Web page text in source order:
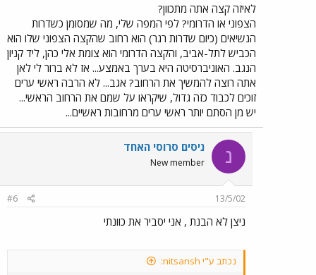
לאיזה קצה אתה מתכוון?
הצפוני או הדרומי? לפי המפה שלי, מה שמסומן כשדרות
הנשיאים (כיום שדרות רגר) הוא רחוב שהקצה הצפוני שלו הוא
הכביש לתל-אביב, והקצה הדרומי הוא צומת אלי כהן, ליד קניון
הנגב. האוניברסיטה היא בערך באמצע... אז לא ברור לי לאן
אתה רוצה להמשיך את הרחוב? אגב... לא הרבה ראשי ערים
זוכים לכבוד כזה גדול, שיקראו על שמם את הרחוב הראשי...
יש מן הסתם יותר ראשי ערים מרחובות ראשיים...
נ ניסים סרוסי האחד
New member
13/5/02
#6
ניצן לא הבנת , אני יסביר את כוונתי
נכתב ע"י nitsansh: